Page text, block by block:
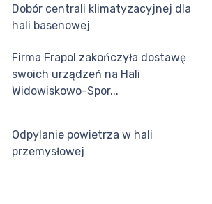
Dobór centrali klimatyzacyjnej dla
hali basenowej
Firma Frapol zakończyła dostawę
swoich urządzeń na Hali
Widowiskowo-Spor...
Odpylanie powietrza w hali
przemysłowej